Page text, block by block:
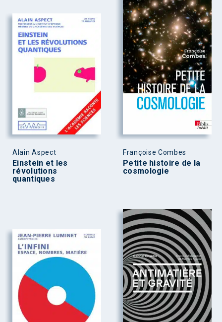
Alain Aspect
Einstein et les
révolutions
quantiques
Françoise Combes
Petite histoire de la
cosmologie